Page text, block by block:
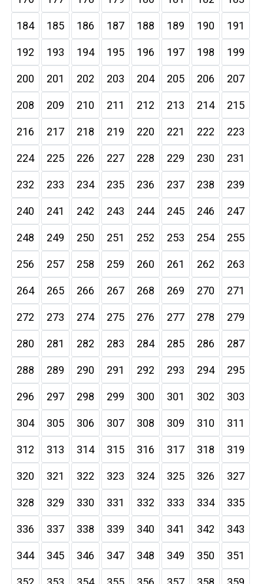
184 185 186 187 188 189 190 191
192 193 194 195 196 197 198 199
200 201 202 203 204 205 206 207
208 209 210 211 212 213 214 215
216 217 218 219 220 221 222 223
224 225 226 227 228 229 230 231
232 233 234 235 236 237 238 239
240 241 242 243 244 245 246 247
248 249 250 251 252 253 254 255
256 257 258 259 260 261 262 263
264 265 266 267 268 269 270 271
272 273 274 275 276 277 278 279
280 281 282 283 284 285 286 287
288 289 290 291 292 293 294 295
296 297 298 299 300 301 302 303
304 305 306 307 308 309 310 311
312 313 314 315 316 317 318 319
320 321 322 323 324 325 326 327
328 329 330 331 332 333 334 335
336 337 338 339 340 341 342 343
344 345 346 347 348 349 350 351